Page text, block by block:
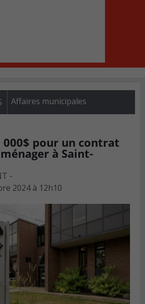
Affaires municipales
000$ pour un contrat
à Saint-
-
2024 à 12h10